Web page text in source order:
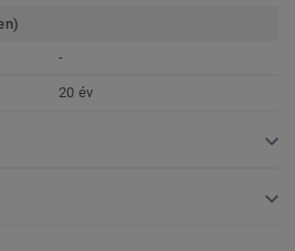
-
20 év